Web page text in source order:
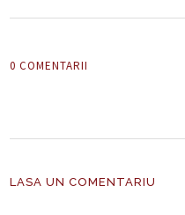
0 COMENTARII
LASA UN COMENTARIU